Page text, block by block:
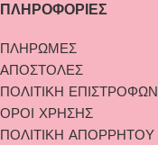
ΠΛΗΡΟΦΟΡΙΕΣ
ΠΛΗΡΩΜΕΣ
ΑΠΟΣΤΟΛΕΣ
ΠΟΛΙΤΙΚΗ ΕΠΙΣΤΡΟΦΩΝ
ΟΡΟΙ ΧΡΗΣΗΣ
ΠΟΛΙΤΙΚΗ ΑΠΟΡΡΗΤΟΥ